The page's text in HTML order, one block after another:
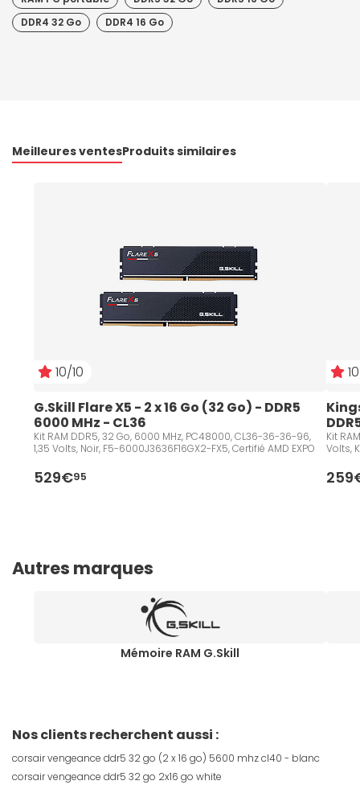
DDR4 32 Go
DDR4 16 Go
Meilleures ventesProduits similaires
10/10
G.Skill Flare X5 - 2 x 16 Go (32 Go) - DDR5
6000 MHz - CL36
Kit RAM DDR5, 32 Go, 6000 MHz, PC48000, CL36-36-36-96,
1,35 Volts, Noir, F5-6000J3636F16GX2-FX5, Certifié AMD EXPO
529€95
Kit
Volts,
Autres marques
Mémoire RAM G.Skill
Nos clients recherchent aussi :
corsair vengeance ddr5 32 go (2 x 16 go) 5600 mhz cl40 - blanc
corsair vengeance ddr5 32 go 2x16 go white